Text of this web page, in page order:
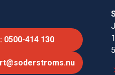
0500-414 130